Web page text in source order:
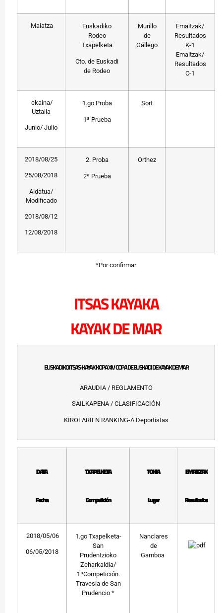
Maiatza
Euskadiko
Rodeo
Txapelketa
Cto. de Euskadi
de Rodeo
Murillo
de
Gállego
Emaitzak/
Resultados
K-1
Emaitzak/
Resultados
C-1
ekaina/
Uztaila
Junio/ Julio
1.go Proba
1ª Prueba
Sort
2018/08/25
25/08/2018
Aldatua/
Modificado
2018/08/12
12/08/2018
2. Proba
2ª Prueba
Orthez
*Por confirmar
ITSAS KAYAKA
KAYAK DE MAR
EUSKADIKO ITSAS-KAYAK KOPA XIV COPA DE EUSKADI DE KAYAK DE MAR
ARAUDIA / REGLAMENTO
SAILKAPENA / CLASIFICACIÓN
KIROLARIEN RANKING-A Deportistas
DATA
Fecha
TXAPELKETA
Competición
TOKIA
Lugar
EMAITZAK
Resultados
2018/05/06
06/05/2018
1.go Txapelketa-
San
Prudentzioko
Zeharkaldia/
1ªCompetición.
Travesía de San
Prudencio *
Nanclares
de
Gamboa